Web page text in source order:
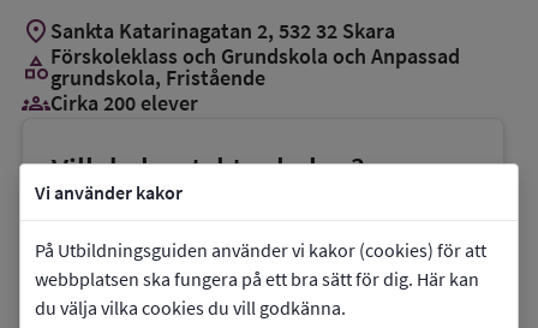
Vi använder kakor
På Utbildningsguiden använder vi kakor (cookies) för att
webbplatsen ska fungera på ett bra sätt för dig. Här kan
du välja vilka cookies du vill godkänna.
location_on Sankta Katarinagatan 2, 532 32 Skara
categoryFörskoleklass och Grundskola och Anpassad
grundskola, Fristående
groups_3Cirka 200 elever
Vill du kontakta skolan?
phoneTelefon:0708-488965
mailE-post:micael.gustafson@friskolanmetis.se
link Webbplats: Friskolan Metis